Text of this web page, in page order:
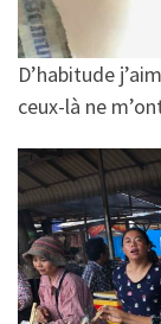
D’habitude
ceux-là ne